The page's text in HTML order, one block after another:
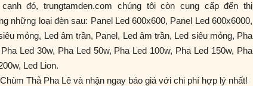
cạnh đó, trungtamden.com chúng tôi còn cung cấp đến thị
những loại đèn sau: Panel Led 600x600, Panel Led 600x6000,
mỏng, Led âm trần, Panel, Led âm trần, Led siêu mỏng, Pha
Led 30w, Pha Led 50w, Pha Led 100w, Pha Led 150w, Pha
Led Lion.
Thả Pha Lê và nhận ngay báo giá với chi phí hợp lý nhất!